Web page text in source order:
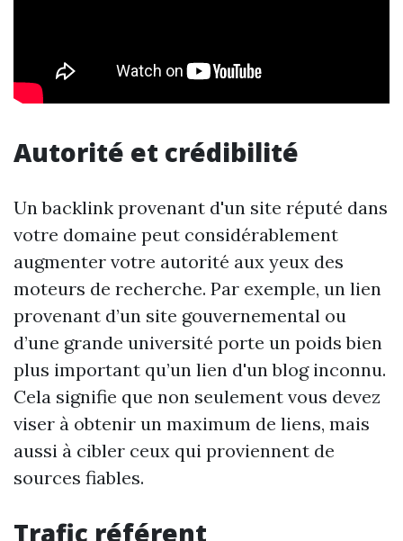
Autorité et crédibilité
Un backlink provenant d'un site réputé dans
votre domaine peut considérablement
augmenter votre autorité aux yeux des
moteurs de recherche. Par exemple, un lien
provenant d’un site gouvernemental ou
d’une grande université porte un poids bien
plus important qu’un lien d'un blog inconnu.
Cela signifie que non seulement vous devez
viser à obtenir un maximum de liens, mais
aussi à cibler ceux qui proviennent de
sources fiables.
Trafic référent